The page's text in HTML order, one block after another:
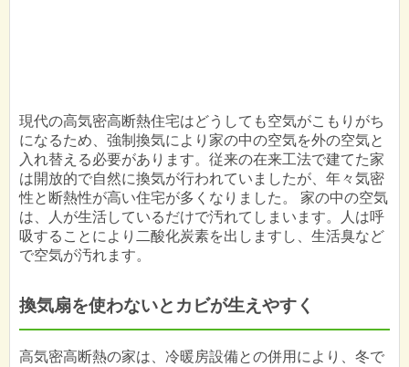
現代の高気密高断熱住宅はどうしても空気がこもりがち
になるため、強制換気により家の中の空気を外の空気と
入れ替える必要があります。従来の在来工法で建てた家
は開放的で自然に換気が行われていましたが、年々気密
性と断熱性が高い住宅が多くなりました。 家の中の空気
は、人が生活しているだけで汚れてしまいます。人は呼
吸することにより二酸化炭素を出しますし、生活臭など
で空気が汚れます。
換気扇を使わないとカビが生えやすく
高気密高断熱の家は、冷暖房設備との併用により、冬で